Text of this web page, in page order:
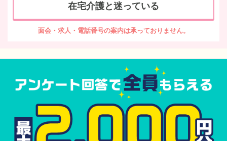
在宅介護と迷っている
面会・求人・電話番号の案内は承っておりません。